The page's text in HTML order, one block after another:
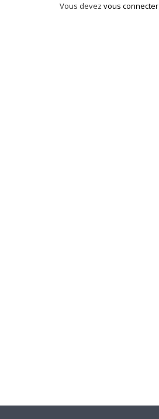
Vous devez vous connecter